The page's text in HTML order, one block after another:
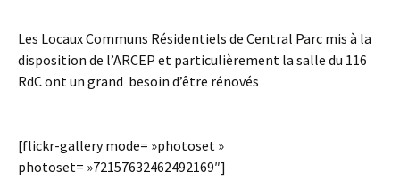
Les Locaux Communs Résidentiels de Central Parc mis à la
disposition de l’ARCEP et particulièrement la salle du 116
RdC ont un grand besoin d’être rénovés
[flickr-gallery mode= »photoset »
photoset= »72157632462492169″]